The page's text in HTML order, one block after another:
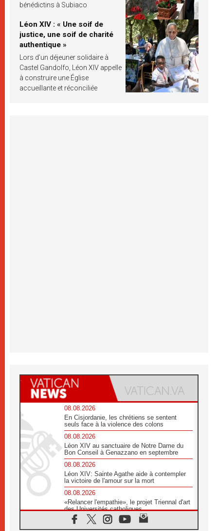
bénédictins à Subiaco
Léon XIV : « Une soif de
justice, une soif de charité
authentique »
Lors d’un déjeuner solidaire à
Castel Gandolfo, Léon XIV appelle
à construire une Église
accueillante et réconciliée
08.08.2026
En Cisjordanie, les chrétiens se sentent
seuls face à la violence des colons
08.08.2026
Léon XIV au sanctuaire de Notre Dame du
Bon Conseil à Genazzano en septembre
08.08.2026
Léon XIV: Sainte Agathe aide à contempler
la victoire de l'amour sur la mort
08.08.2026
«Relancer l'empathie», le projet Triennal d'art
des Universités catholiques
08.08.2026